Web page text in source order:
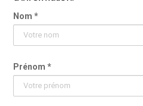
Nom *
Prénom *